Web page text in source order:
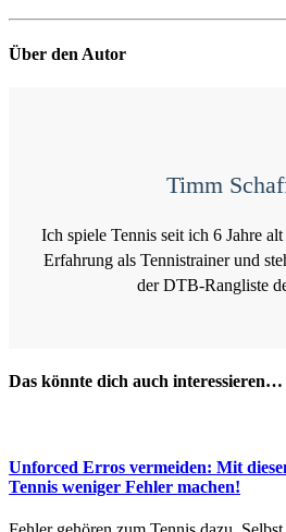
Über den Autor
Timm
Ich spiele Tennis seit ich 6 Jahre
Erfahrung als Tennistrainer und
der DTB-Rangliste
Das könnte dich auch interessieren…
Unforced Erros vermeiden: Mit
Tennis weniger Fehler machen!